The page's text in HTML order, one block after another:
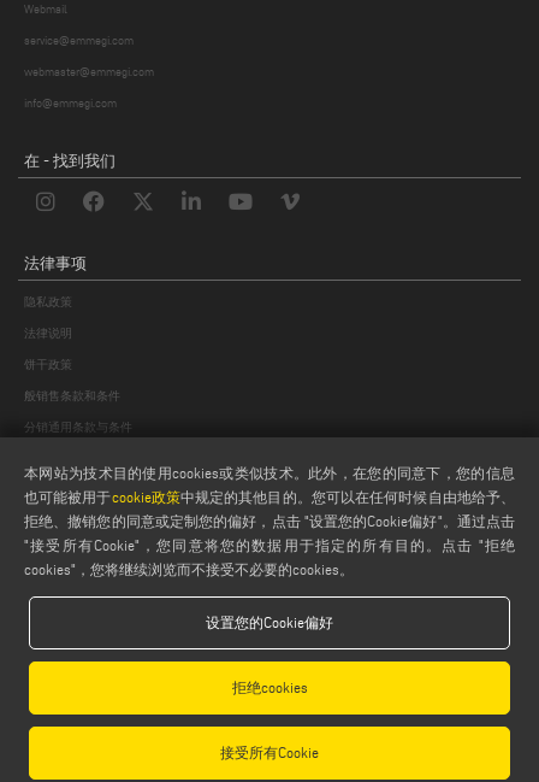
Webmail
service@emmegi.com
webmaster@emmegi.com
info@emmegi.com
在 - 找到我们
法律事项
隐私政策
法律说明
饼干政策
般销售条款和条件
分销通用条款与条件
Emmegi S.p.a. - Via Archimede, 10 - 41019 - Limidi di Soliera (MO) - ITALY -
tel +39 059 895411- P.Iva/C.Fisc 01978870366
Capitale Sociale € 2.080.000,00 i.v. - Nr. Identificazione I.V.A. IT 01978870366 - R.I.
Modena 01978870366 - R.E.A Modena 256411
本网站为技术目的使用cookies或类似技术。此外，在您的同意下，您的信息
也可能被用于cookie政策中规定的其他目的。您可以在任何时候自由地给予、
拒绝、撤销您的同意或定制您的偏好，点击 "设置您的Cookie偏好"。通过点击
"接受所有Cookie"，您同意将您的数据用于指定的所有目的。点击 "拒绝
cookies"，您将继续浏览而不接受不必要的cookies。
设置您的Cookie偏好
拒绝cookies
接受所有Cookie